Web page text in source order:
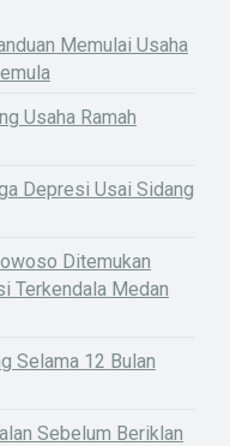
Memulai Usaha
Usaha Ramah
Depresi Usai Sidang
Ditemukan
Terkendala Medan
Selama 12 Bulan
Sebelum Beriklan